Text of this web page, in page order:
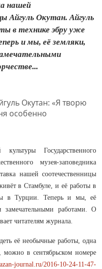
нашей
Айгуль Окутан. Айгуль
в технике эбру уже
и мы, её земляки,
Государственного
музея‑заповедника
нашей соотечественницы
в Стамбуле, и её работы в
в Турции. Теперь и мы, её
замечательными работами. О
читателям журнала.
её необычные работы, одна
в сентябрьском номере
journal.ru/2016-10-24-11-47-